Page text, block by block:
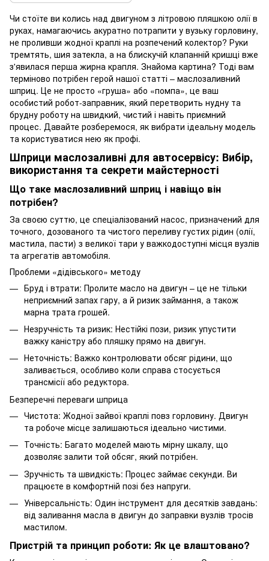
Чи стоїте ви колись над двигуном з літровою пляшкою олії в
руках, намагаючись акуратно потрапити у вузьку горловину,
не проливши жодної краплі на розпечений колектор? Руки
тремтять, шия затекла, а на блискучій клапанній кришці вже
з'явилася перша жирна крапля. Знайома картина? Тоді вам
терміново потрібен герой нашої статті – маслозаливний
шприц. Це не просто «груша» або «помпа», це ваш
особистий робот-заправник, який перетворить нудну та
брудну роботу на швидкий, чистий і навіть приємний
процес. Давайте розберемося, як вибрати ідеальну модель
та користуватися нею як профі.
Шприци маслозаливні для автосервісу: Вибір,
використання та секрети майстерності
Що таке маслозаливний шприц і навіщо він
потрібен?
За своєю суттю, це спеціалізований насос, призначений для
точного, дозованого та чистого переливу густих рідин (олії,
мастила, пасти) з великої тари у важкодоступні місця вузлів
та агрегатів автомобіля.
Проблеми «дідівського» методу
Бруд і втрати: Пролите масло на двигун – це не тільки
неприємний запах гару, а й ризик займання, а також
марна трата грошей.
Незручність та ризик: Нестійкі пози, ризик упустити
важку каністру або пляшку прямо на двигун.
Неточність: Важко контролювати обсяг рідини, що
заливається, особливо коли справа стосується
трансмісії або редуктора.
Безперечні переваги шприца
Чистота: Жодної зайвої краплі повз горловину. Двигун
та робоче місце залишаються ідеально чистими.
Точність: Багато моделей мають мірну шкалу, що
дозволяє залити той обсяг, який потрібен.
Зручність та швидкість: Процес займає секунди. Ви
працюєте в комфортній позі без напруги.
Універсальність: Один інструмент для десятків завдань:
від заливання масла в двигун до заправки вузлів тросів
мастилом.
Пристрій та принцип роботи: Як це влаштовано?